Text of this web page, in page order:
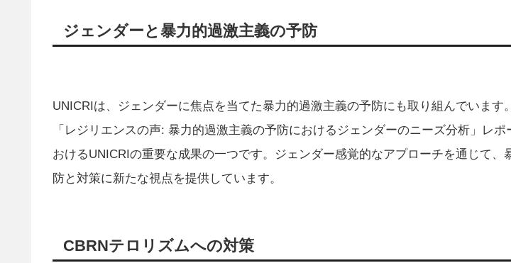
ジェンダーと暴力的過激主義の予防
UNICRIは、ジェンダーに焦点を当てた暴力的過激主義の予防にも取り組んでいます
「レジリエンスの声: 暴力的過激主義の予防におけるジェンダーのニーズ分析」レ
おけるUNICRIの重要な成果の一つです。ジェンダー感覚的なアプローチを通じて、
防と対策に新たな視点を提供しています。
CBRNテロリズムへの対策